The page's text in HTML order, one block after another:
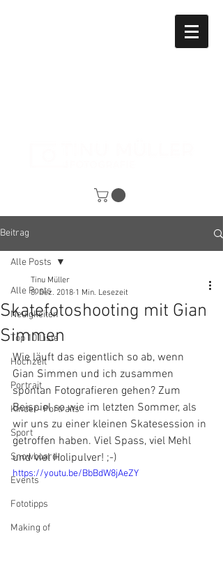
Beitrag
Alle Posts
Neuigkeiten
Top 10 Liste
Hochzeit
Portrait
Kinder- Portraits
Sport
Snowboard
Events
Fototipps
Making of
Alle Posts
Skatefotoshooting mit Gian
Simmen
Tinu Müller
8. Dez. 2018 1 Min. Lesezeit
Wie läuft das eigentlich so ab, wenn
Gian Simmen und ich zusammen
spontan Fotografieren gehen? Zum
Beispiel so wie im letzten Sommer, als
wir uns zu einer kleinen Skatesession in
getroffen haben. Viel Spass, viel Mehl
und viel Holipulver! ;-)
https://youtu.be/BbBdW8jAeZY